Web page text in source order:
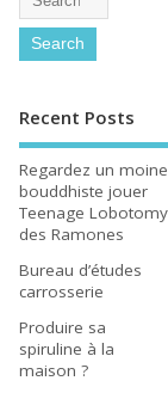
Recent Posts
Regardez un moine
bouddhiste jouer
Teenage Lobotomy
des Ramones
Bureau d’études
carrosserie
Produire sa
spiruline à la
maison ?